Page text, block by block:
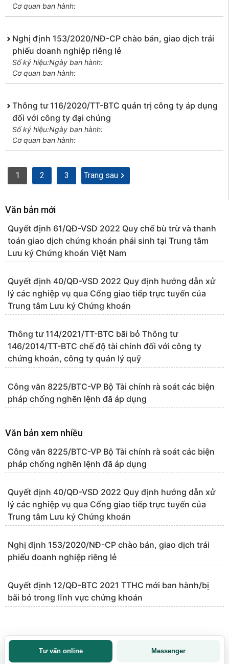
Cơ quan ban hành:
Nghị định 153/2020/NĐ-CP chào bán, giao dịch trái
phiếu doanh nghiệp riêng lẻ
Số ký hiệu:Ngày ban hành:
Cơ quan ban hành:
Thông tư 116/2020/TT-BTC quản trị công ty áp dụng
đối với công ty đại chúng
Số ký hiệu:Ngày ban hành:
Cơ quan ban hành:
1 2 3 Trang sau
Văn bản mới
Quyết định 61/QĐ-VSD 2022 Quy chế bù trừ và thanh
toán giao dịch chứng khoán phái sinh tại Trung tâm
Lưu ký Chứng khoán Việt Nam
Quyết định 40/QĐ-VSD 2022 Quy định hướng dẫn xử
lý các nghiệp vụ qua Cổng giao tiếp trực tuyến của
Trung tâm Lưu ký Chứng khoán
Thông tư 114/2021/TT-BTC bãi bỏ Thông tư
146/2014/TT-BTC chế độ tài chính đối với công ty
chứng khoán, công ty quản lý quỹ
Công văn 8225/BTC-VP Bộ Tài chính rà soát các biện
pháp chống nghẽn lệnh đã áp dụng
Văn bản xem nhiều
Công văn 8225/BTC-VP Bộ Tài chính rà soát các biện
pháp chống nghẽn lệnh đã áp dụng
Quyết định 40/QĐ-VSD 2022 Quy định hướng dẫn xử
lý các nghiệp vụ qua Cổng giao tiếp trực tuyến của
Trung tâm Lưu ký Chứng khoán
Nghị định 153/2020/NĐ-CP chào bán, giao dịch trái
phiếu doanh nghiệp riêng lẻ
Quyết định 12/QĐ-BTC 2021 TTHC mới ban hành/bị
bãi bỏ trong lĩnh vực chứng khoán
Tư vấn online Messenger